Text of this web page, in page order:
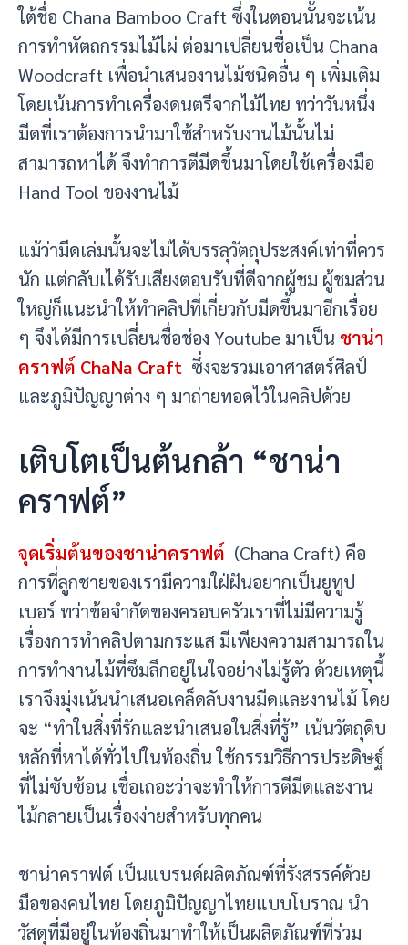
ใต้ชื่อ Chana Bamboo Craft ซึ่งในตอนนั้นจะเน้น
การทำหัตถกรรมไม้ไผ่ ต่อมาเปลี่ยนชื่อเป็น Chana
Woodcraft เพื่อนำเสนองานไม้ชนิดอื่น ๆ เพิ่มเติม
โดยเน้นการทำเครื่องดนตรีจากไม้ไทย ทว่าวันหนึ่ง
มีดที่เราต้องการนำมาใช้สำหรับงานไม้นั้นไม่
สามารถหาได้ จึงทำการตีมีดขึ้นมาโดยใช้เครื่องมือ
Hand Tool ของงานไม้
แม้ว่ามีดเล่มนั้นจะไม่ได้บรรลุวัตถุประสงค์เท่าที่ควร
นัก แต่กลับเได้รับเสียงตอบรับที่ดีจากผู้ชม ผู้ชมส่วน
ใหญ่ก็แนะนำให้ทำคลิปที่เกี่ยวกับมีดขึ้นมาอีกเรื่อย
ๆ จึงได้มีการเปลี่ยนชื่อช่อง Youtube มาเป็น ชาน่า
คราฟต์ ChaNa Craft ซึ่งจะรวมเอาศาสตร์ศิลป์
และภูมิปัญญาต่าง ๆ มาถ่ายทอดไว้ในคลิปด้วย
เติบโตเป็นต้นกล้า “ชาน่า
คราฟต์”
จุดเริ่มต้นของชาน่าคราฟต์ (Chana Craft) คือ
การที่ลูกชายของเรามีความใฝ่ฝันอยากเป็นยูทูป
เบอร์ ทว่าข้อจำกัดของครอบครัวเราที่ไม่มีความรู้
เรื่องการทำคลิปตามกระแส มีเพียงความสามารถใน
การทำงานไม้ที่ซึมลึกอยู่ในใจอย่างไม่รู้ตัว ด้วยเหตุนี้
เราจึงมุ่งเน้นนำเสนอเคล็ดลับงานมีดและงานไม้ โดย
จะ “ทำในสิ่งที่รักและนำเสนอในสิ่งที่รู้” เน้นวัตถุดิบ
หลักที่หาได้ทั่วไปในท้องถิ่น ใช้กรรมวิธีการประดิษฐ์
ที่ไม่ซับซ้อน เชื่อเถอะว่าจะทำให้การตีมีดและงาน
ไม้กลายเป็นเรื่องง่ายสำหรับทุกคน
ชาน่าคราฟต์ เป็นแบรนด์ผลิตภัณฑ์ที่รังสรรค์ด้วย
มือของคนไทย โดยภูมิปัญญาไทยแบบโบราณ นำ
วัสดุที่มีอยู่ในท้องถิ่นมาทำให้เป็นผลิตภัณฑ์ที่ร่วม